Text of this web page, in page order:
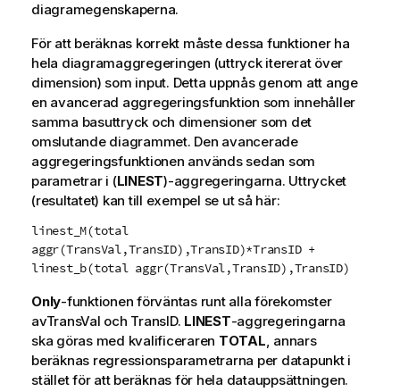
diagramegenskaperna.
För att beräknas korrekt måste dessa funktioner ha
hela diagramaggregeringen (uttryck itererat över
dimension) som input. Detta uppnås genom att ange
en avancerad aggregeringsfunktion som innehåller
samma basuttryck och dimensioner som det
omslutande diagrammet. Den avancerade
aggregeringsfunktionen används sedan som
parametrar i (LINEST)-aggregeringarna. Uttrycket
(resultatet) kan till exempel se ut så här:
linest_M(total
aggr(TransVal,TransID),TransID)*TransID +
linest_b(total aggr(TransVal,TransID),TransID)
Only-funktionen förväntas runt alla förekomster
avTransVal och TransID. LINEST-aggregeringarna
ska göras med kvalificeraren TOTAL, annars
beräknas regressionsparametrarna per datapunkt i
stället för att beräknas för hela datauppsättningen.